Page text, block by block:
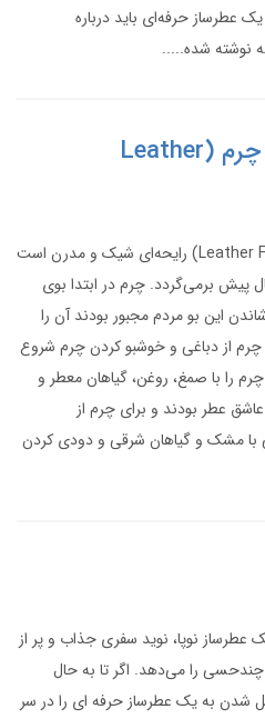
عطرساز حرفه‌ای باید درباره
نوشته شده.....
معرفی اسانس سنتزی چرم (Leather
اسانس سنتزی چرم (Leather Fragrance Oil) رایحه‌ای شیک و مدرن است
پیش برمی‌گردد. چرم در ابتدا بوی
این بو مردم مجبور بودند آن را
چرم از دباغی و خوشبو کردن چرم شروع
را با صمغ، روغن، گیاهان معطر و
عطر بودند و برای چرم از
با مشک و گیاهان شرقی و دودی کردن
عطرساز نوپا، نوید سفری جذاب و پر از
را می‌دهد. اگر تا به حال
شدن به یک عطرساز حرفه ای را در سر